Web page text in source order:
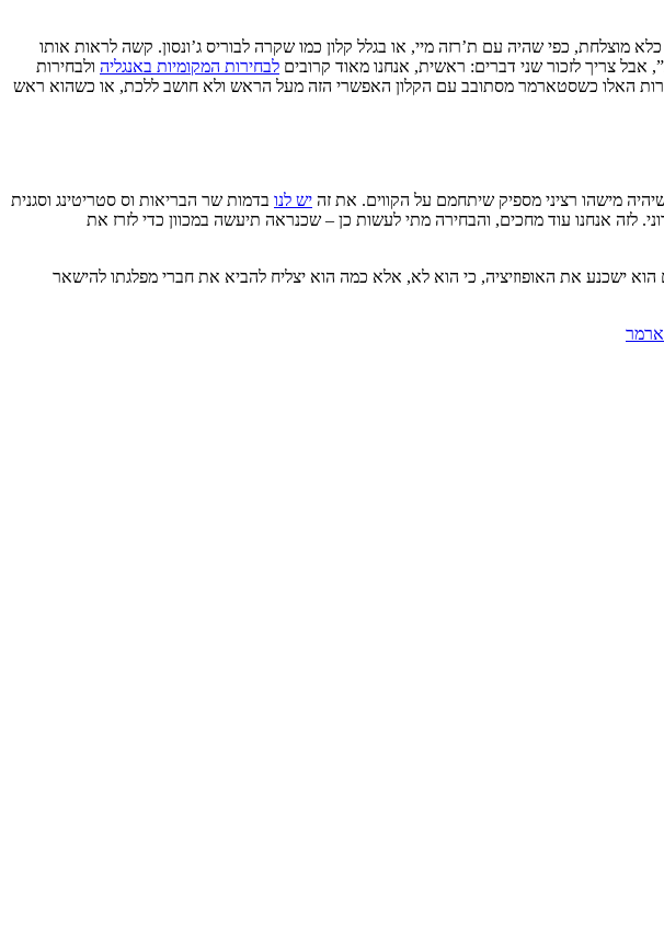
כפי שהיה עם ת’רזה מיי, או בגלל קלון כמו שקרה לבוריס ג’ונסון. קשה לראות אותו
צריך לזכור שני דברים: ראשית, אנחנו מאוד קרובים לבחירות המקומיות באנגליה ולבחירות
ללכת לבחירות האלו כשסטארמר מסתובב עם הקלון האפשרי הזה מעל הראש ולא חושב ללכת, או כשהוא ראש
מישהו רציני מספיק שיתחמם על הקווים. את זה יש לנו בדמות שר הבריאות וס סטריטינג וסגנית
אנחנו עוד מחכים, והבחירה מתי לעשות כן – שכנראה תיעשה במכוון כדי לזרז את
את האופוזיציה, כי הוא לא, אלא כמה הוא יצליח להביא את חברי מפלגתו להישאר